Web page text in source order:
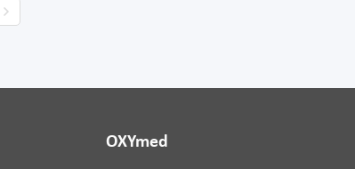
OXYmed